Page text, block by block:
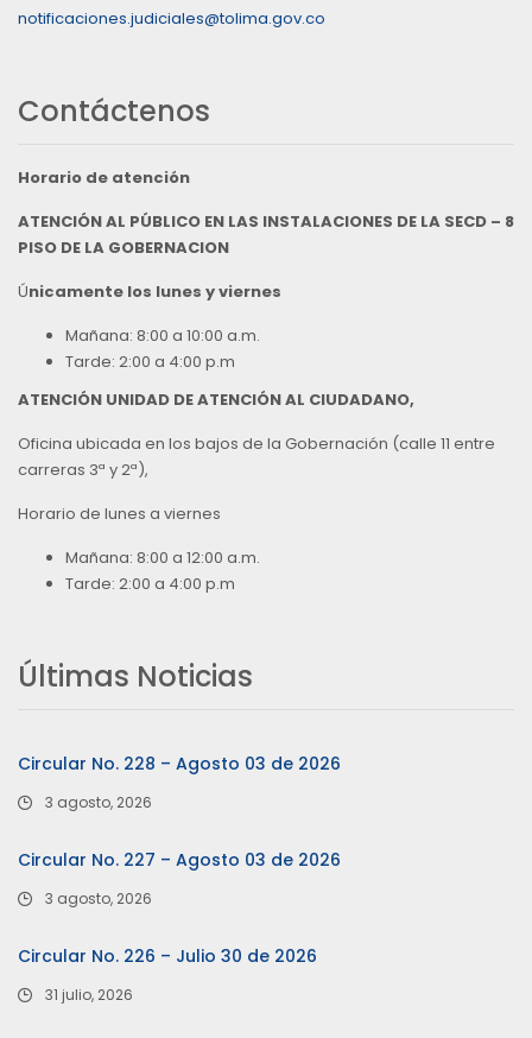
notificaciones.judiciales@tolima.gov.co
Contáctenos
Horario de atención
ATENCIÓN AL PÚBLICO EN LAS INSTALACIONES DE LA SECD – 8
PISO DE LA GOBERNACION
Únicamente los lunes y viernes
Mañana: 8:00 a 10:00 a.m.
Tarde: 2:00 a 4:00 p.m
ATENCIÓN UNIDAD DE ATENCIÓN AL CIUDADANO,
Oficina ubicada en los bajos de la Gobernación (calle 11 entre
carreras 3ª y 2ª),
Horario de lunes a viernes
Mañana: 8:00 a 12:00 a.m.
Tarde: 2:00 a 4:00 p.m
Últimas Noticias
Circular No. 228 – Agosto 03 de 2026
3 agosto, 2026
Circular No. 227 – Agosto 03 de 2026
3 agosto, 2026
Circular No. 226 – Julio 30 de 2026
31 julio, 2026